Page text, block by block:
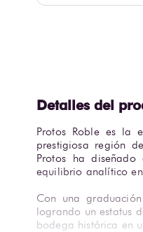
Protos Roble es la
prestigiosa región
Protos ha
equilibrio analítico
Con una
logrando un estatus
bodega histórica en